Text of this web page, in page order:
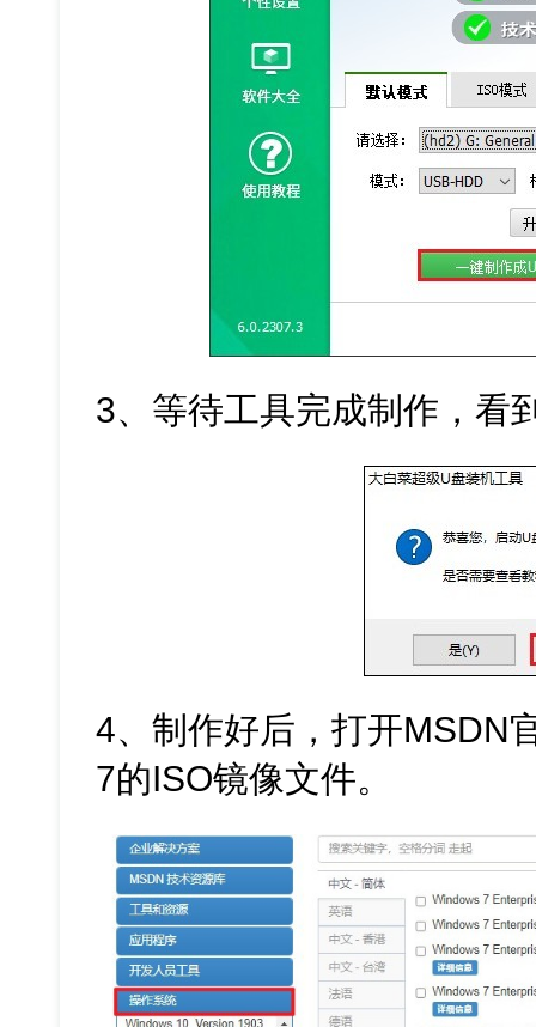
3、等待工具完成制作，看
4、制作好后，打开MSDN
7的ISO镜像文件。